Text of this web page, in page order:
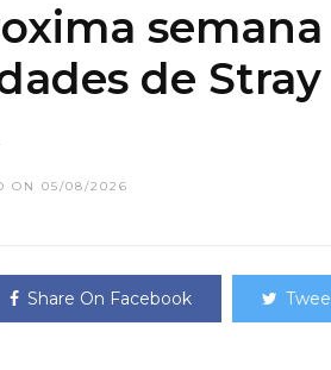
de
ON 05/08/2026
Share On Facebook